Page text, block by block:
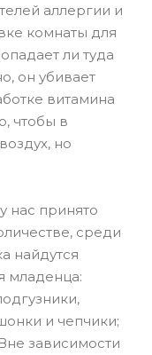
аллергии и
комнаты для
ли туда
он убивает
витамина
чтобы в
но
нас принято
среди
найдутся
младенца:
и чепчики;
зависимости